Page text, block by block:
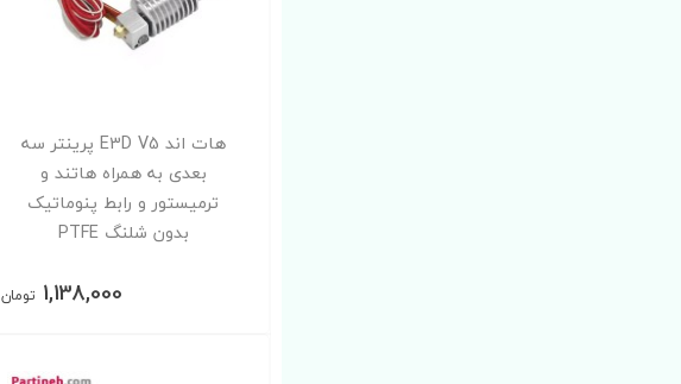
هات اند E3D V5 پرینتر سه
بعدی به همراه هاتند و
ترمیستور و رابط پنوماتیک
بدون شلنگ PTFE
1,138,000 تومان